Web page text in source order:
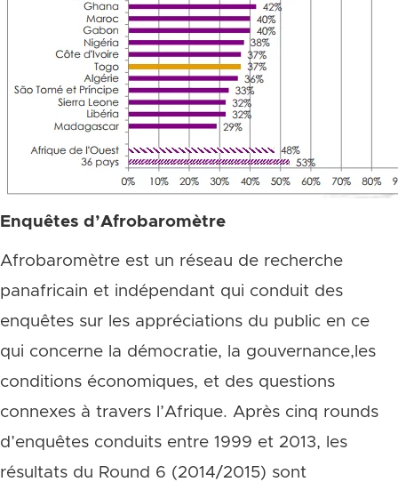
Enquêtes d’Afrobaromètre
Afrobaromètre est un réseau de recherche
panafricain et indépendant qui conduit des
enquêtes sur les appréciations du public en ce
qui concerne la démocratie, la gouvernance,les
conditions économiques, et des questions
connexes à travers l’Afrique. Après cinq rounds
d’enquêtes conduits entre 1999 et 2013, les
résultats du Round 6 (2014/2015) sont